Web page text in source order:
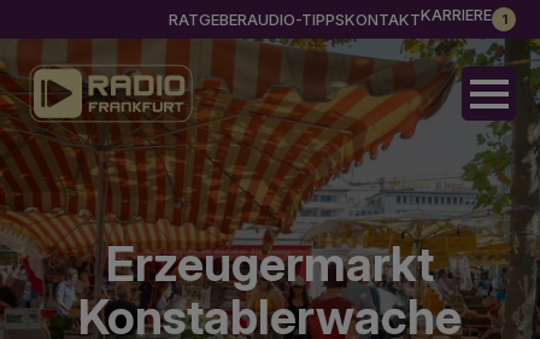
RATGEBERAUDIO-TIPPSKONTAKTKARRIERE 1
Erzeugermarkt
Konstablerwache